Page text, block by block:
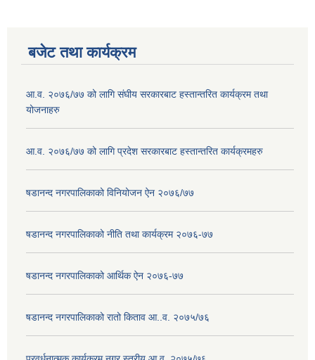
बजेट तथा कार्यक्रम
आ.व. २०७६/७७ को लागि संघीय सरकारबाट हस्तान्तरित कार्यक्रम तथा
योजनाहरु
आ.व. २०७६/७७ को लागि प्रदेश सरकारबाट हस्तान्तरित कार्यक्रमहरु
षडानन्द नगरपालिकाको विनियोजन ऐन २०७६/७७
षडानन्द नगरपालिकाको नीति तथा कार्यक्रम २०७६-७७
षडानन्द नगरपालिकाको आर्थिक ऐन २०७६-७७
षडानन्द नगरपालिकाको रातो किताव आ..व. २०७५/७६